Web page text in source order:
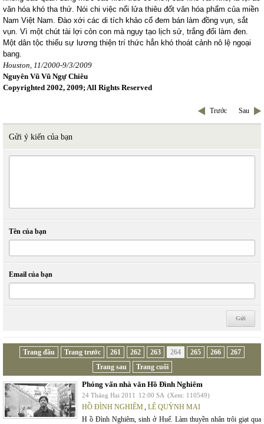
văn hóa khó tha thứ. Nói chi việc nổi lửa thiêu đốt văn hóa phẩm của miền
Nam Việt Nam. Đào xới các di tích khảo cổ đem bán làm đồng vụn, sắt
vụn. Vì một chút tài lợi cỏn con mà ngụy tạo lịch sử, trắng đổi làm đen.
Một dân tộc thiếu sự lương thiện trí thức hẳn khó thoát cảnh nô lệ ngoại
bang.
Houston, 11/2000-9/3/2009
Nguyên Vũ Vũ Ngự Chiêu
Copyrighted 2002, 2009; All Rights Reserved
Trước Sau
Gửi ý kiến của bạn
Tên của bạn
Email của bạn
Trang đầu Trang trước 261 262 263 264 265 266
267
Trang sau
Trang cuối
Phỏng vấn nhà văn Hồ Đình Nghiêm
24 Tháng Hai 2011 12:00 SA (Xem: 110549)
HỒ ĐÌNH NGHIÊM, LÊ QUỲNH MAI
H ồ Đình Nghiêm, sinh ở Huế. Làm thuyền nhân trôi giạt qua